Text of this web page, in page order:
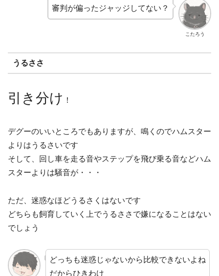
こたろう
審判が偏ったジャッジしてない？
うるささ
引き分け ！
デグーのいいところでもありますが、鳴くのでハムスター
よりはうるさいです
そして、回し車を走る音やステップを飛び乗る音などハム
スターよりは騒音が・・・
ただ、迷惑なほどうるさくはないです
どちらも飼育していく上でうるささで嫌になることはない
でしょう
どっちも迷惑じゃないから比較できないよね
だからひきわけ